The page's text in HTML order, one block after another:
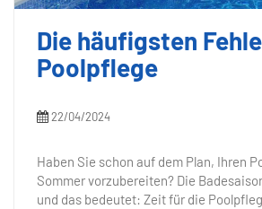
Die häufigsten
Poolpflege
22/04/2024
Haben Sie schon auf dem Plan, Ihren
Sommer vorzubereiten? Die
und das bedeutet: Zeit für die